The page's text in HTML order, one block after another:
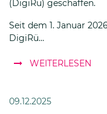
(DigiRü) geschaffen.
Seit dem 1. Januar
DigiRü…
WEITERLESEN
09.12.2025